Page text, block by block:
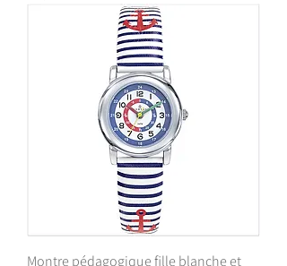
Montre pédagogique fille blanche et